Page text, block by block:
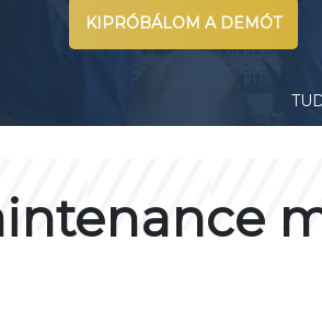
KIPRÓBÁLOM A DEMÓT